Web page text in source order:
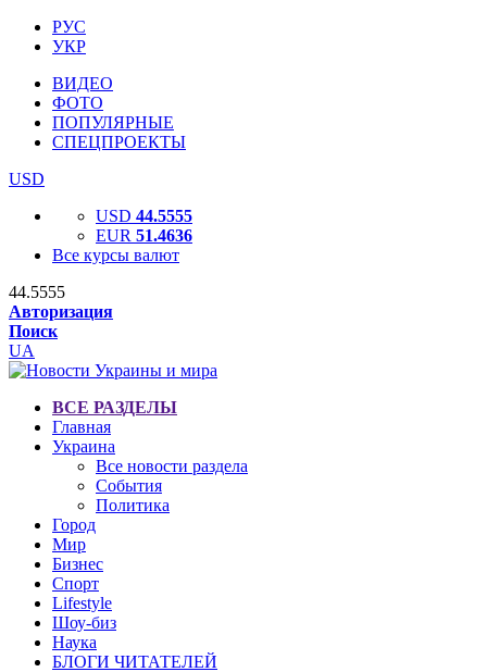
РУС
УКР
ВИДЕО
ФОТО
ПОПУЛЯРНЫЕ
СПЕЦПРОЕКТЫ
USD
USD 44.5555
EUR 51.4636
Все курсы валют
44.5555
Авторизация
Поиск
UA
ВСЕ РАЗДЕЛЫ
Главная
Украина
Все новости раздела
События
Политика
Город
Мир
Бизнес
Спорт
Lifestyle
Шоу-биз
Наука
БЛОГИ ЧИТАТЕЛЕЙ